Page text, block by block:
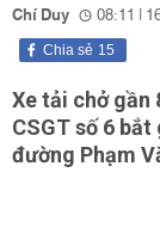
Chí Duy 08:11 |
15
Chia sẻ
Xe tải chở gần
CSGT số 6
đường Phạm